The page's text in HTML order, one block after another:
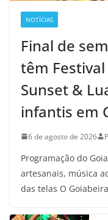
NOTÍCIAS
Final de
têm
Sunset &
infantis em
6 de agosto de 2026
Programação do
artesanais, música
das telas O